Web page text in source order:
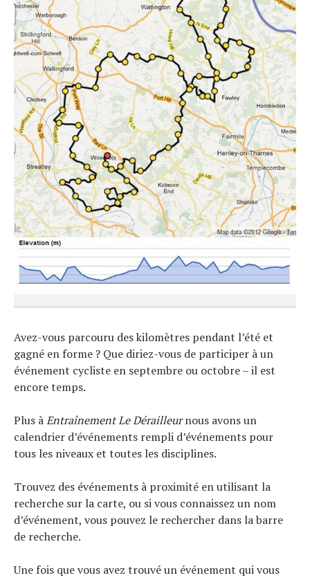
Avez-vous parcouru des kilomètres pendant l’été et
gagné en forme ? Que diriez-vous de participer à un
événement cycliste en septembre ou octobre – il est
encore temps.
Plus àEntraînement Le Dérailleurnous avons un
calendrier d’événements rempli d’événements pour
tous les niveaux et toutes les disciplines.
Trouvez des événements à proximité en utilisant la
recherche sur la carte, ou si vous connaissez un nom
d’événement, vous pouvez le rechercher dans la barre
de recherche.
Une fois que vous avez trouvé un événement qui vous